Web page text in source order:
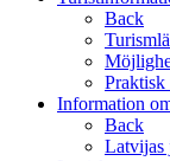
Back
Information
Back
Latvijas